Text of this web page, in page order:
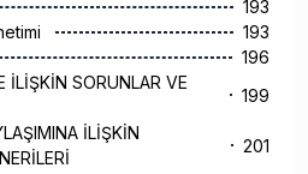
193
193
196
İLİŞKİN SORUNLAR VE
199
İLİŞKİN
201